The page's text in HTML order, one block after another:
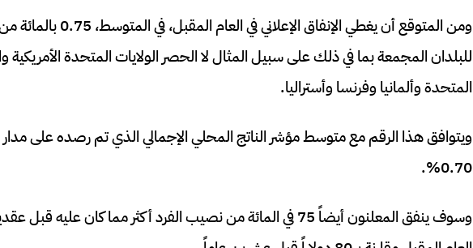
ومن المتوقع أن يغطي الإنفاق
للبلدان المجمعة بما في ذلك على سبيل المثال لا الحصر الولايات المتحدة الأمريكية
المتحدة وألمانيا وفرنسا وأستراليا.
ويتوافق هذا الرقم مع متوسط مؤشر الناتج المحلي الإجمالي الذي تم رصده على
0.70%.